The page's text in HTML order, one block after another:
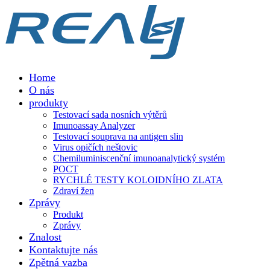
Home
O nás
produkty
Testovací sada nosních výtěrů
Imunoassay Analyzer
Testovací souprava na antigen slin
Virus opičích neštovic
Chemiluminiscenční imunoanalytický systém
POCT
RYCHLÉ TESTY KOLOIDNÍHO ZLATA
Zdraví žen
Zprávy
Produkt
Zprávy
Znalost
Kontaktujte nás
Zpětná vazba